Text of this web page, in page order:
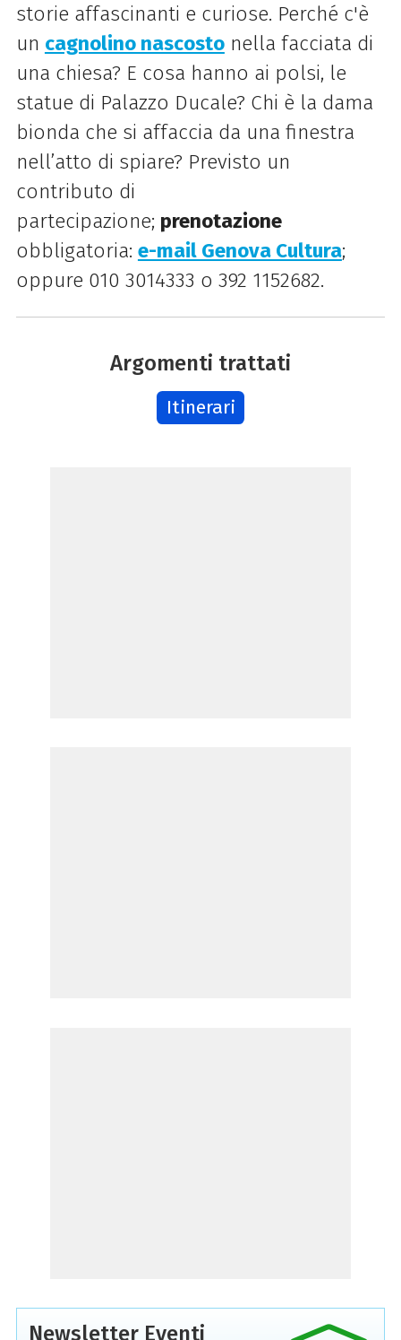
storie affascinanti e curiose. Perché c'è
un cagnolino nascostonella facciata di
una chiesa? E cosa hanno ai polsi, le
statue di Palazzo Ducale? Chi è la dama
bionda che si affaccia da una finestra
nell’atto di spiare? Previsto un
contributo di
partecipazione; prenotazione
obbligatoria: e-mail Genova Cultura;
oppure 010 3014333 o 392 1152682.
Argomenti trattati
Itinerari
Newsletter Eventi